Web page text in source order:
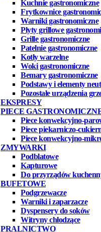
Kuchnie gastronomiczne
Frytkownice
Warniki gastronomiczne
Płyty grillowe
Grille gastronomiczne
Patelnie gastronomiczne
Kotły warzelne
Woki gastronomiczne
Bemary gastronomiczne
Podstawy i elementy
Pozostałe urządzenia
EKSPRESY
PIECE
Piece konwekcyjno-
Piece piekarniczo-
Piece konwekcyjno-
ZMYWARKI
Podblatowe
Kapturowe
Do przyrządów
BUFETOWE
Podgrzewacze
Warniki i zaparzacze
Dyspensery do soków
Witryny chłodzące
PRALNICTWO